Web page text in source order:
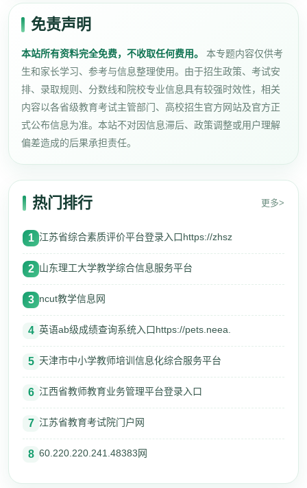
免责声明
本站所有资料完全免费，不收取任何费用。
本专题内容仅供考
生和家长学习、参考与信息整理使用。由于招生政策、考试安
排、录取规则、分数线和院校专业信息具有较强时效性，相关
内容以各省级教育考试主管部门、高校招生官方网站及官方正
式公布信息为准。本站不对因信息滞后、政策调整或用户理解
偏差造成的后果承担责任。
热门排行 更多>
1 江苏省综合素质评价平台登录入口https://zhsz
2 山东理工大学教学综合信息服务平台
3 ncut教学信息网
4 英语ab级成绩查询系统入口https://pets.neea.
5 天津市中小学教师培训信息化综合服务平台
6 江西省教师教育业务管理平台登录入口
7 江苏省教育考试院门户网
8 60.220.220.241.48383网